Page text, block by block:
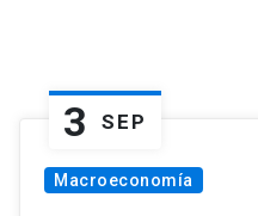
3 SEP
Macroeconomía